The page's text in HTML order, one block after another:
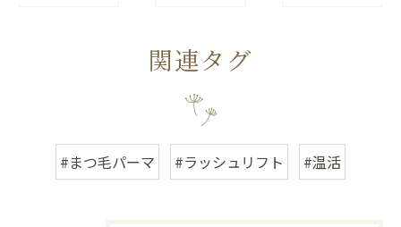
関連タグ
#まつ毛パーマ #ラッシュリフト #温活